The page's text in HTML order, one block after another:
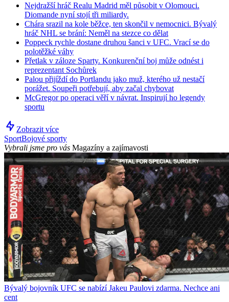
Nejdražší hráč Realu Madrid měl působit v Olomouci.
Diomande nyní stojí tři miliardy.
Chára srazil na kole běžce, ten skončil v nemocnici. Bývalý
hráč NHL se brání: Neměl na stezce co dělat
Poppeck rychle dostane druhou šanci v UFC. Vrací se do
polotěžké váhy
Přetlak v záloze Sparty. Konkurenční boj může odnést i
reprezentant Sochůrek
Palou přijíždí do Portlandu jako muž, kterého už nestačí
porážet. Soupeři potřebují, aby začal chybovat
McGregor po operaci věří v návrat. Inspirují ho legendy
sportu
Zobrazit více
SportBojové sporty
Vybrali jsme pro vás Magazíny a zajímavosti
Bývalý bojovník UFC se nabízí Jakeu Paulovi zdarma. Nechce ani
cent